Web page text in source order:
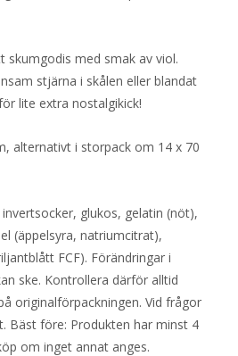
skumgodis med smak av viol.
stjärna i skålen eller blandat
lite extra nostalgikick!
alternativt i storpack om 14 x 70
invertsocker, glukos, gelatin (nöt),
(äppelsyra, natriumcitrat),
FCF). Förändringar i
ske. Kontrollera därför alltid
originalförpackningen. Vid frågor
Bäst före: Produkten har minst 4
om inget annat anges.